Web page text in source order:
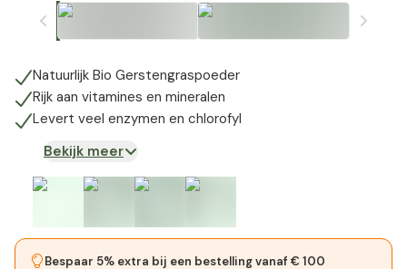
Natuurlijk Bio Gerstengraspoeder
Rijk aan vitamines en mineralen
Levert veel enzymen en chlorofyl
Bekijk meer
Bespaar 5% extra bij een bestelling vanaf € 100